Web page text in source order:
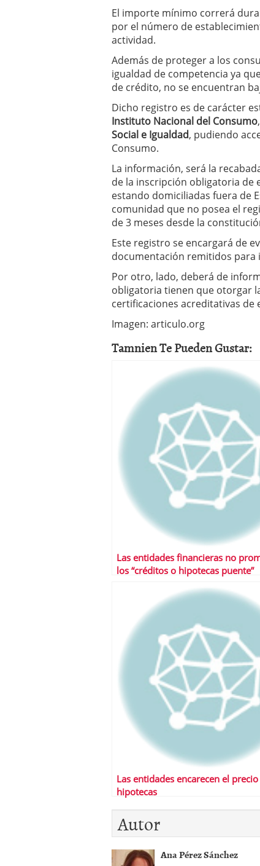
El importe mínimo correrá
por el número de
actividad.
Además de proteger a los
igualdad de competencia ya
de crédito, no se encuentran
Dicho registro es de carácter
Instituto Nacional del Consumo
Social e Igualdad, pudiendo
Consumo.
La información, será la
de la inscripción obligatoria de
estando domiciliadas fuera de
comunidad que no posea el
de 3 meses desde la
Este registro se encargará de
documentación remitidos para
Por otro, lado, deberá de
obligatoria tienen que otorgar
certificaciones acreditativas de
Imagen: articulo.org
Tamnien Te Pueden Gustar:
Las entidades financieras no
los “créditos o hipotecas puente”
Las entidades encarecen el
hipotecas
Autor
Ana Pérez Sánchez